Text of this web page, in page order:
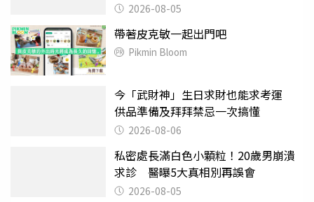
2026-08-05
帶著皮克敏一起出門吧
Pikmin Bloom
今「武財神」生日求財也能求考運
供品準備及拜拜禁忌一次搞懂
2026-08-06
私密處長滿白色小顆粒！20歲男崩潰
求診 醫曝5大真相別再誤會
2026-08-05